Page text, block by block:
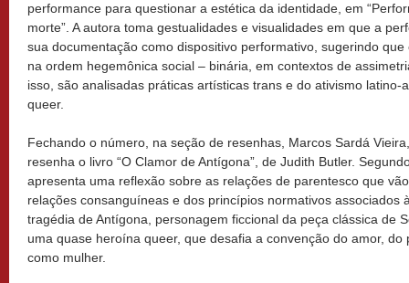
performance para questionar a estética da identidade, em
morte”. A autora toma gestualidades e visualidades em que a
sua documentação como dispositivo performativo, sugerindo
na ordem hegemônica social – binária, em contextos de
isso, são analisadas práticas artísticas trans e do ativismo latino-
queer.
Fechando o número, na seção de resenhas, Marcos Sardá
resenha o livro “O Clamor de Antígona”, de Judith Butler.
apresenta uma reflexão sobre as relações de parentesco que
relações consanguíneas e dos princípios normativos associados
tragédia de Antígona, personagem ficcional da peça clássica de
uma quase heroína queer, que desafia a convenção do amor,
como mulher.